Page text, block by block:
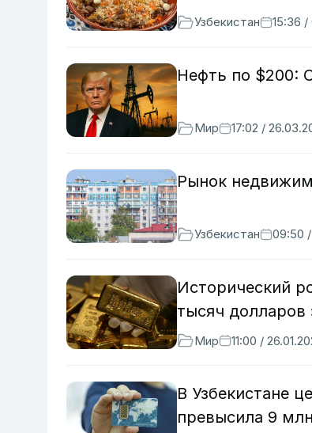
Узбекистан 15:36 /
Нефть по $200:
Мир 17:02 /
Рынок
Узбекистан 09:50 /
Исторический
тысяч долларов
Мир 11:00 /
В Узбекистане
превысила 9